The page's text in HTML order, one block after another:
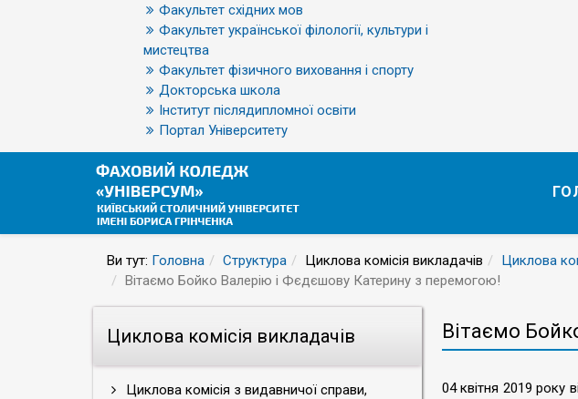
Факультет східних мов
Факультет української філології, культури і
мистецтва
Факультет фізичного виховання і спорту
Докторська школа
Інститут післядипломної освіти
Портал Університету
Ви тут: Головна Структура Циклова комісія викладачів
Циклова
Вітаємо Бойко Валерію і Фєдєшову Катерину з перемогою!
Циклова комісія викладачів
Циклова комісія з видавничої справи,
Вітаємо
04 квітня 2019 року